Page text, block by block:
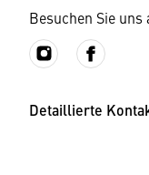
Besuchen Sie uns
Detaillierte